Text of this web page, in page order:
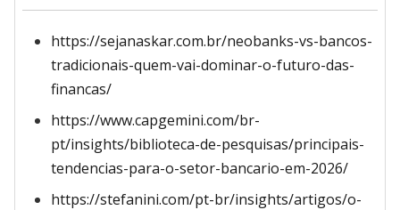
https://sejanaskar.com.br/neobanks-vs-bancos-
tradicionais-quem-vai-dominar-o-futuro-das-
financas/
https://www.capgemini.com/br-
pt/insights/biblioteca-de-pesquisas/principais-
tendencias-para-o-setor-bancario-em-2026/
https://stefanini.com/pt-br/insights/artigos/o-